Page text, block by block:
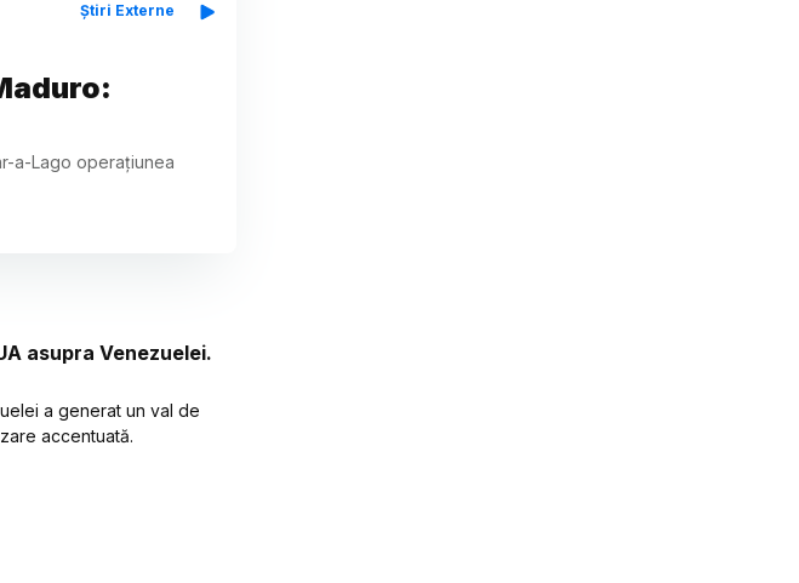
Știri Externe
a-Lago operațiunea
asupra Venezuelei.
a generat un val de
accentuată.